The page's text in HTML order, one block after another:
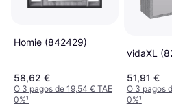
Homie (842429)
58,62 €
O 3 pagos de 19,54 € TAE
0%¹
vidaXL
51,91 €
O 3 pagos
0%¹